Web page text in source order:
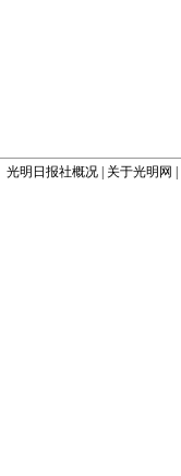
光明日报社概况 关于光明网